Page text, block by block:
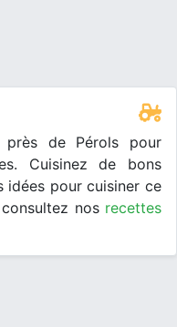
près de Pérols pour
Cuisinez de bons
idées pour cuisiner ce
nos recettes